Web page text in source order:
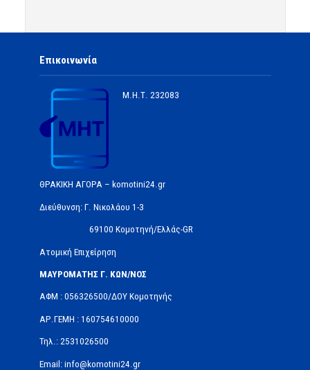
Επικοινωνία
Μ.Η.Τ. 232083
ΘΡΑΚΙΚΗ ΑΓΟΡΑ – komotini24.gr
Διεύθυνση: Γ. Νικολάου 1-3
69100 Κομοτηνή/Ελλάς-GR
Ατομική Επιχείρηση
ΜΑΥΡΟΜΑΤΗΣ Γ. ΚΩΝ/ΝΟΣ
ΑΦΜ : 056326500/ΔOΥ Κομοτηνής
ΑΡ.ΓΕΜΗ : 160754610000
Τηλ.: 2531026500
Email: info@komotini24.gr